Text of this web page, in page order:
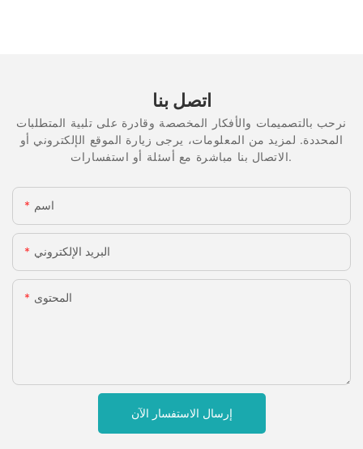
اتصل بنا
نرحب بالتصميمات والأفكار المخصصة وقادرة على تلبية المتطلبات
المحددة. لمزيد من المعلومات، يرجى زيارة الموقع الإلكتروني أو
الاتصال بنا مباشرة مع أسئلة أو استفسارات.
اسم
البريد الإلكتروني
المحتوى
إرسال الاستفسار الآن